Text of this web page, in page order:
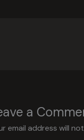
a
email address will